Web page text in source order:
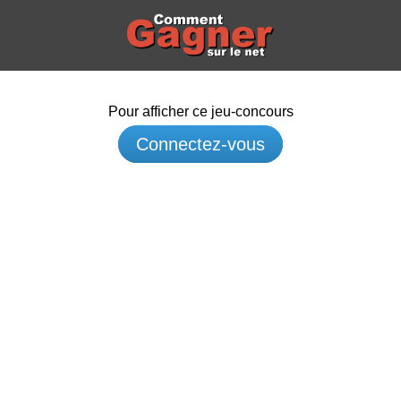
Pour afficher ce jeu-concours
Connectez-vous